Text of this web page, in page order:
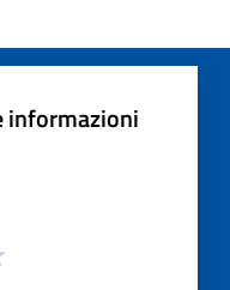
informazioni